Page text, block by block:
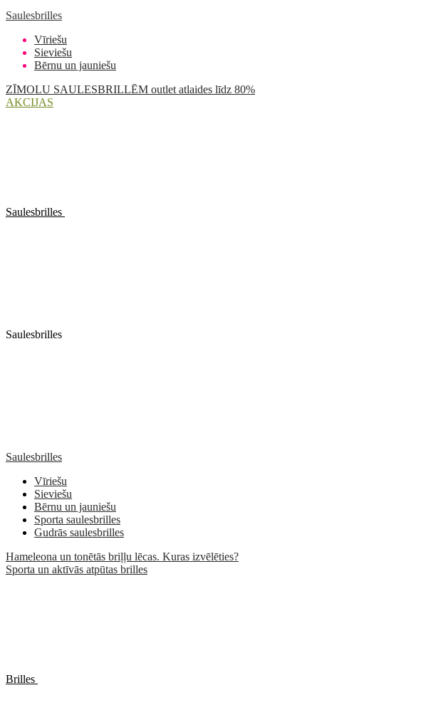
Saulesbrilles
Vīriešu
Sieviešu
Bērnu un jauniešu
ZĪMOLU SAULESBRILLĒM outlet atlaides līdz 80%
AKCIJAS
Saulesbrilles
Saulesbrilles
Saulesbrilles
Vīriešu
Sieviešu
Bērnu un jauniešu
Sporta saulesbrilles
Gudrās saulesbrilles
Hameleona un tonētās briļļu lēcas. Kuras izvēlēties?
Sporta un aktīvās atpūtas brilles
Brilles